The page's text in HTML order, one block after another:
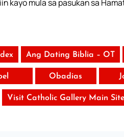
kayo mula sa pasukan sa
Ang Dating Biblia – OT
Obadias
Visit Catholic Gallery Main Site